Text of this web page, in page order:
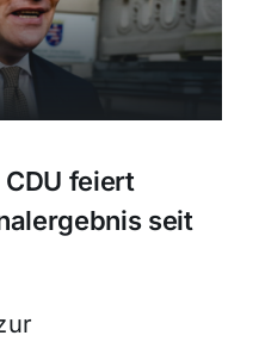
feiert
seit